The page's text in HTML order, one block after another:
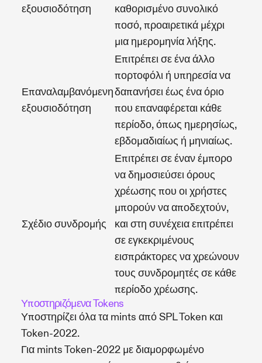
εξουσιοδότηση
καθορισμένο συνολικό
ποσό, προαιρετικά μέχρι
μια ημερομηνία λήξης.
Επαναλαμβανόμενη
εξουσιοδότηση
Επιτρέπει σε ένα άλλο
πορτοφόλι ή υπηρεσία να
δαπανήσει έως ένα όριο
που επαναφέρεται κάθε
περίοδο, όπως ημερησίως,
εβδομαδιαίως ή μηνιαίως.
Σχέδιο συνδρομής
Επιτρέπει σε έναν έμπορο
να δημοσιεύσει όρους
χρέωσης που οι χρήστες
μπορούν να αποδεχτούν,
και στη συνέχεια επιτρέπει
σε εγκεκριμένους
εισπράκτορες να χρεώνουν
τους συνδρομητές σε κάθε
περίοδο χρέωσης.
Υποστηριζόμενα Tokens
Υποστηρίζει όλα τα mints από SPL Token και
Token-2022.
Για mints Token-2022 με διαμορφωμένο